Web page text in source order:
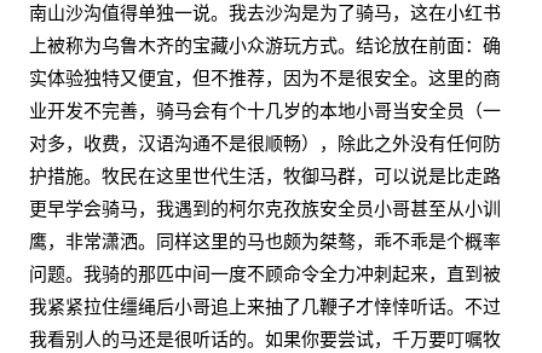
南山沙沟值得单独一说。我去沙沟是为了骑马，这在小红书
上被称为乌鲁木齐的宝藏小众游玩方式。结论放在前面：确
实体验独特又便宜，但不推荐，因为不是很安全。这里的商
业开发不完善，骑马会有个十几岁的本地小哥当安全员（一
对多，收费，汉语沟通不是很顺畅），除此之外没有任何防
护措施。牧民在这里世代生活，牧御马群，可以说是比走路
更早学会骑马，我遇到的柯尔克孜族安全员小哥甚至从小训
鹰，非常潇洒。同样这里的马也颇为桀骜，乖不乖是个概率
问题。我骑的那匹中间一度不顾命令全力冲刺起来，直到被
我紧紧拉住缰绳后小哥追上来抽了几鞭子才悻悻听话。不过
我看别人的马还是很听话的。如果你要尝试，千万要叮嘱牧